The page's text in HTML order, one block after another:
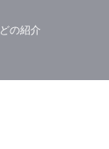
の紹介